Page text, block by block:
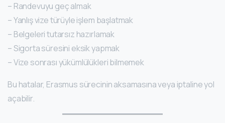
– Randevuyu geç almak
– Yanlış vize türüyle işlem başlatmak
– Belgeleri tutarsız hazırlamak
– Sigorta süresini eksik yapmak
– Vize sonrası yükümlülükleri bilmemek
Bu hatalar, Erasmus sürecinin aksamasına veya iptaline yol
açabilir.